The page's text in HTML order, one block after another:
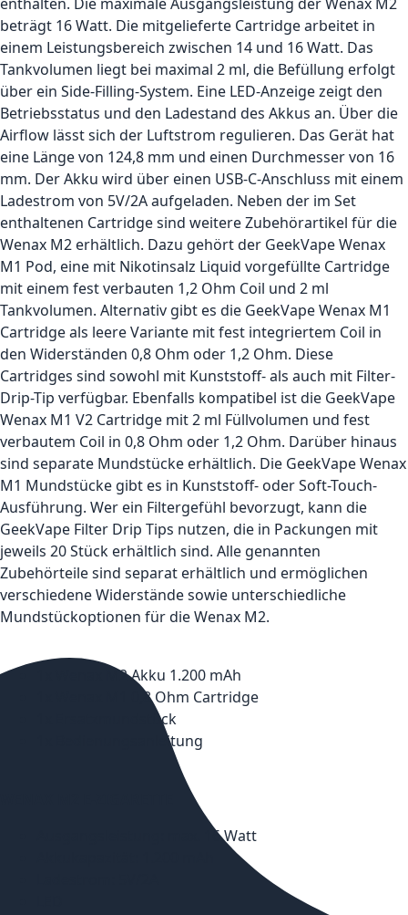
beträgt 16 Watt. Die mitgelieferte Cartridge arbeitet in
einem Leistungsbereich zwischen 14 und 16 Watt. Das
Tankvolumen liegt bei maximal 2 ml, die Befüllung erfolgt
über ein Side-Filling-System. Eine LED-Anzeige zeigt den
Betriebsstatus und den Ladestand des Akkus an. Über die
Airflow lässt sich der Luftstrom regulieren. Das Gerät hat
eine Länge von 124,8 mm und einen Durchmesser von 16
mm. Der Akku wird über einen USB-C-Anschluss mit einem
Ladestrom von 5V/2A aufgeladen. Neben der im Set
enthaltenen Cartridge sind weitere Zubehörartikel für die
Wenax M2 erhältlich. Dazu gehört der GeekVape Wenax
M1 Pod, eine mit Nikotinsalz Liquid vorgefüllte Cartridge
mit einem fest verbauten 1,2 Ohm Coil und 2 ml
Tankvolumen. Alternativ gibt es die GeekVape Wenax M1
Cartridge als leere Variante mit fest integriertem Coil in
den Widerständen 0,8 Ohm oder 1,2 Ohm. Diese
Cartridges sind sowohl mit Kunststoff- als auch mit Filter-
Drip-Tip verfügbar. Ebenfalls kompatibel ist die GeekVape
Wenax M1 V2 Cartridge mit 2 ml Füllvolumen und fest
verbautem Coil in 0,8 Ohm oder 1,2 Ohm. Darüber hinaus
sind separate Mundstücke erhältlich. Die GeekVape Wenax
M1 Mundstücke gibt es in Kunststoff- oder Soft-Touch-
Ausführung. Wer ein Filtergefühl bevorzugt, kann die
GeekVape Filter Drip Tips nutzen, die in Packungen mit
jeweils 20 Stück erhältlich sind. Alle genannten
Zubehörteile sind separat erhältlich und ermöglichen
verschiedene Widerstände sowie unterschiedliche
Mundstückoptionen für die Wenax M2.
1x Wenax M2 Akku 1.200 mAh
1x Wenax M1 0,8 Ohm Cartridge
1x Ersatzmundstück
1x Bedienungsanleitung
Ausgangsleistung: max. 16 Watt